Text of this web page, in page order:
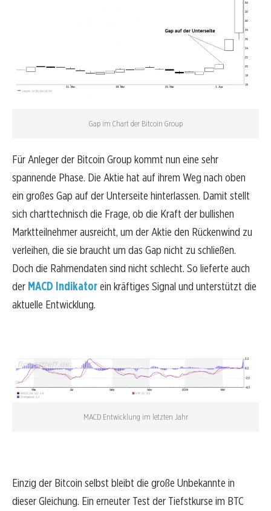
Gap im Chart der Bitcoin Group
Für Anleger der Bitcoin Group kommt nun eine sehr
spannende Phase. Die Aktie hat auf ihrem Weg nach oben
ein großes Gap auf der Unterseite hinterlassen. Damit stellt
sich charttechnisch die Frage, ob die Kraft der bullishen
Marktteilnehmer ausreicht, um der Aktie den Rückenwind zu
verleihen, die sie braucht um das Gap nicht zu schließen.
Doch die Rahmendaten sind nicht schlecht. So lieferte auch
der MACD Indikatorein kräftiges Signal und unterstützt die
aktuelle Entwicklung.
MACD Entwicklung im letzten Jahr
Einzig der Bitcoin selbst bleibt die große Unbekannte in
dieser Gleichung. Ein erneuter Test der Tiefstkurse im BTC